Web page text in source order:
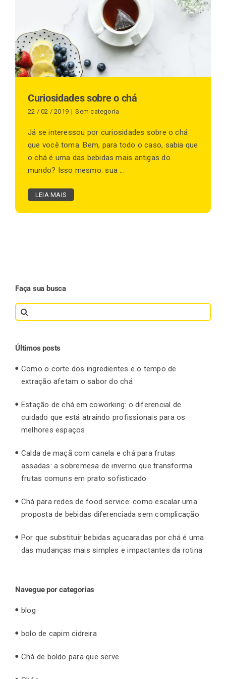
Finalização de compra
Exportação
Blog
Contato
Curiosidades sobre o chá
22 / 02 / 2019 | Sem categoria
Já se interessou por curiosidades sobre o chá
que você toma. Bem, para todo o caso, sabia que
o chá é uma das bebidas mais antigas do
mundo? Isso mesmo: sua ...
LEIA MAIS
Faça sua busca
Search
for:
Últimos posts
Como o corte dos ingredientes e o tempo de
extração afetam o sabor do chá
Estação de chá em coworking: o diferencial de
cuidado que está atraindo profissionais para os
melhores espaços
Calda de maçã com canela e chá para frutas
assadas: a sobremesa de inverno que transforma
frutas comuns em prato sofisticado
Chá para redes de food service: como escalar uma
proposta de bebidas diferenciada sem complicação
Por que substituir bebidas açucaradas por chá é uma
das mudanças mais simples e impactantes da rotina
Navegue por categorias
blog
bolo de capim cidreira
Chá de boldo para que serve